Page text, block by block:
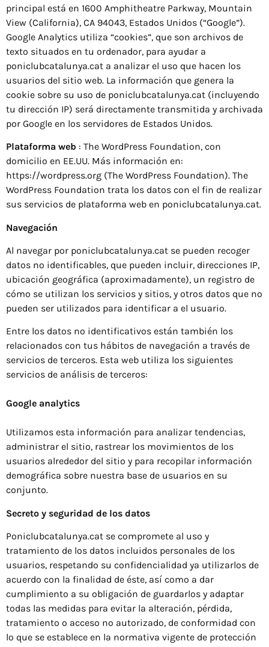
principal está en 1600 Amphitheatre Parkway, Mountain
View (California), CA 94043, Estados Unidos (“Google”).
Google Analytics utiliza “cookies”, que son archivos de
texto situados en tu ordenador, para ayudar a
poniclubcatalunya.cat a analizar el uso que hacen los
usuarios del sitio web. La información que genera la
cookie sobre su uso de poniclubcatalunya.cat (incluyendo
tu dirección IP) será directamente transmitida y archivada
por Google en los servidores de Estados Unidos.
Plataforma web : The WordPress Foundation, con
domicilio en EE.UU. Más información en:
https://wordpress.org (The WordPress Foundation). The
WordPress Foundation trata los datos con el fin de realizar
sus servicios de plataforma web en poniclubcatalunya.cat.
Navegación
Al navegar por poniclubcatalunya.cat se pueden recoger
datos no identificables, que pueden incluir, direcciones IP,
ubicación geográfica (aproximadamente), un registro de
cómo se utilizan los servicios y sitios, y otros datos que no
pueden ser utilizados para identificar a el usuario.
Entre los datos no identificativos están también los
relacionados con tus hábitos de navegación a través de
servicios de terceros. Esta web utiliza los siguientes
servicios de análisis de terceros:
Google analytics
Utilizamos esta información para analizar tendencias,
administrar el sitio, rastrear los movimientos de los
usuarios alrededor del sitio y para recopilar información
demográfica sobre nuestra base de usuarios en su
conjunto.
Secreto y seguridad de los datos
Poniclubcatalunya.cat se compromete al uso y
tratamiento de los datos incluidos personales de los
usuarios, respetando su confidencialidad ya utilizarlos de
acuerdo con la finalidad de éste, así como a dar
cumplimiento a su obligación de guardarlos y adaptar
todas las medidas para evitar la alteración, pérdida,
tratamiento o acceso no autorizado, de conformidad con
lo que se establece en la normativa vigente de protección